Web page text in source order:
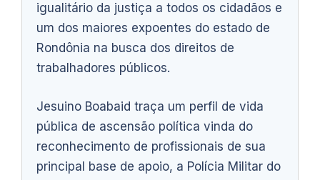
igualitário da justiça a todos os cidadãos e
um dos maiores expoentes do estado de
Rondônia na busca dos direitos de
trabalhadores públicos.
Jesuino Boabaid traça um perfil de vida
pública de ascensão política vinda do
reconhecimento de profissionais de sua
principal base de apoio, a Polícia Militar do